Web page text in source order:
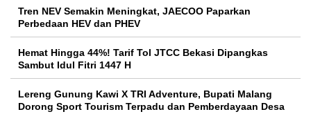
Tren NEV Semakin Meningkat, JAECOO Paparkan
Perbedaan HEV dan PHEV
Hemat Hingga 44%! Tarif Tol JTCC Bekasi Dipangkas
Sambut Idul Fitri 1447 H
Lereng Gunung Kawi X TRI Adventure, Bupati Malang
Dorong Sport Tourism Terpadu dan Pemberdayaan Desa